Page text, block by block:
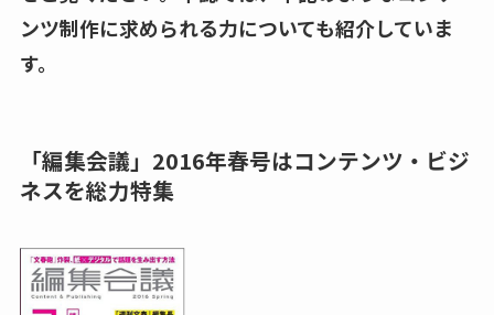
ンツ制作に求められる力についても紹介していま
す。
「編集会議」2016年春号はコンテンツ・ビジ
ネスを総力特集